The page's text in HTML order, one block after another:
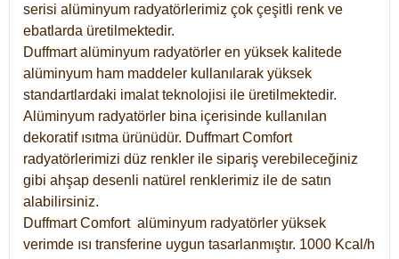
serisi alüminyum radyatörlerimiz çok çeşitli renk ve
ebatlarda üretilmektedir.
Duffmart alüminyum radyatörler en yüksek kalitede
alüminyum ham maddeler kullanılarak yüksek
standartlardaki imalat teknolojisi ile üretilmektedir.
Alüminyum radyatörler bina içerisinde kullanılan
dekoratif ısıtma ürünüdür. Duffmart Comfort
radyatörlerimizi düz renkler ile sipariş verebileceğiniz
gibi ahşap desenli natürel renklerimiz ile de satın
alabilirsiniz.
Duffmart Comfort alüminyum radyatörler yüksek
verimde ısı transferine uygun tasarlanmıştır. 1000 Kcal/h